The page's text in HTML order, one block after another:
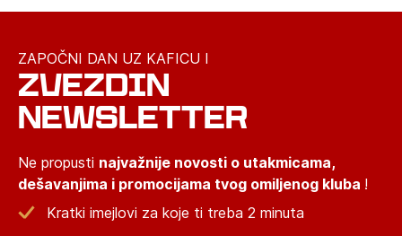
ZAPOČNI DAN UZ KAFICU I
ZVEZDIN
NEWSLETTER
Ne propusti najvažnije novosti o utakmicama,
dešavanjima i promocijama tvog omiljenog kluba !
Kratki imejlovi za koje ti treba 2 minuta